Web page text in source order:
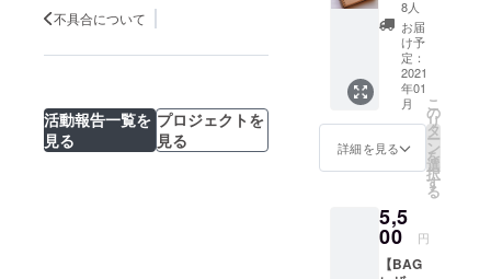
不具合について
活動報告一覧を
見る
プロジェクトを
見る
カード
の図柄
は、お
楽し
み！
には、
ご支援
いただ
いた方
のお名
前（イ
ニシャ
ル）を
記入さ
メモ帳
の表紙
は、本
牛革
とお礼
のメッ
セージ
＋こど
も達へ
ノート
１冊】
①ホッ
ク付き
の革表
ト（B６
サイ
ズ・ナ
チュラ
8人
お届
け予
定：
2021
年01
月
詳細を見る
こ
の
リ
タ
ー
ン
を
選
択
す
る
5,5
00 円
【BAG